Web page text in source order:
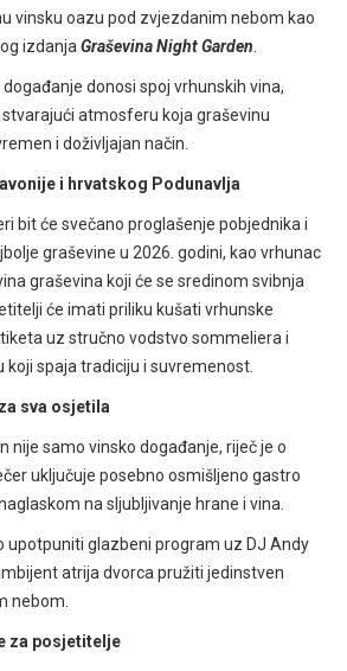
vinsku oazu pod zvjezdanim nebom kao
izdanja Graševina Night Garden
donosi spoj vrhunskih vina,
atmosferu koja graševinu
i doživljajan način.
i hrvatskog Podunavlja
bit će svečano proglašenje pobjednika i
graševine u 2026. godini, kao vrhunac
graševina koji će se sredinom svibnja
će imati priliku kušati vrhunske
uz stručno vodstvo sommeliera i
spaja tradiciju i suvremenost.
sva osjetila
nije samo vinsko događanje, riječ je o
uključuje posebno osmišljeno gastro
na sljubljivanje hrane i vina.
glazbeni program uz DJ Andy
atrija dvorca pružiti jedinstven
nebom.
za posjetitelje